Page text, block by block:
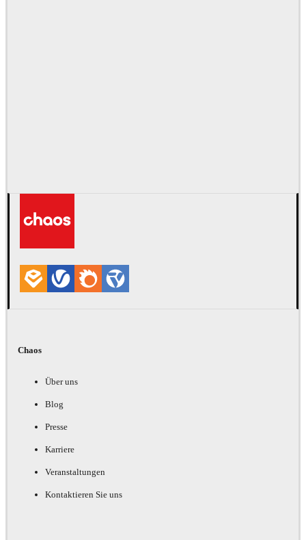
Chaos
Über uns
Blog
Presse
Karriere
Veranstaltungen
Kontaktieren Sie uns